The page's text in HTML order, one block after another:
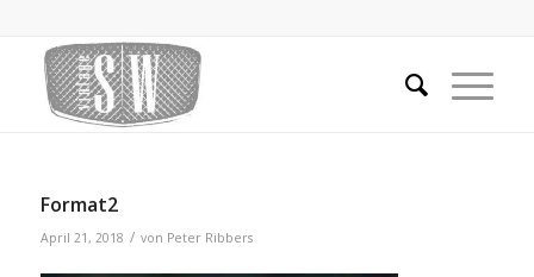
Format2
April 21, 2018 / von Peter Ribbers